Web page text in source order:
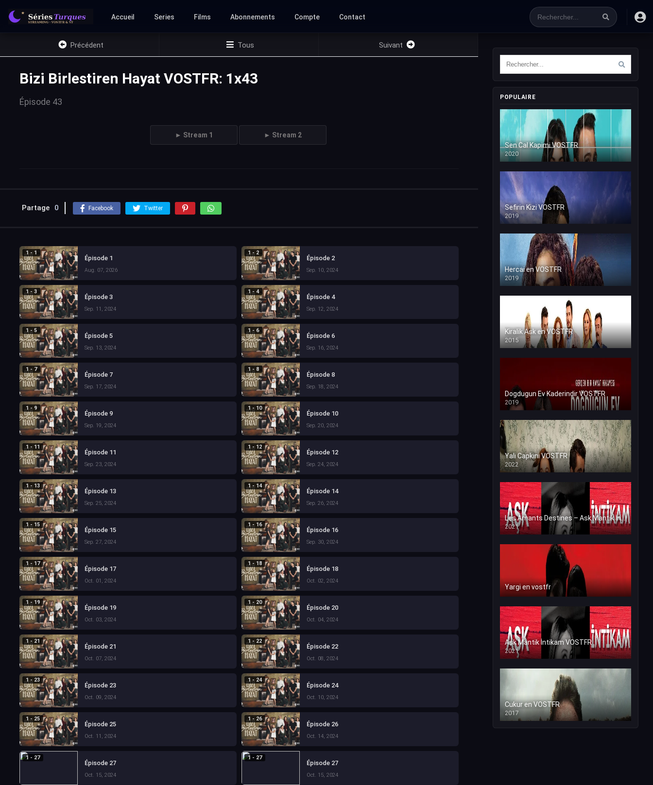
Accueil Series Films Abonnements Compte Contact
Précédent Tous Suivant
Bizi Birlestiren Hayat VOSTFR: 1x43
Épisode 43
► Stream 1 ► Stream 2
Partage 0 Facebook Twitter
1 - 1
Épisode 1
Aug. 07, 2026
1 - 2
Épisode 2
Sep. 10, 2024
1 - 3
Épisode 3
Sep. 11, 2024
1 - 4
Épisode 4
Sep. 12, 2024
1 - 5
Épisode 5
Sep. 13, 2024
1 - 6
Épisode 6
Sep. 16, 2024
1 - 7
Épisode 7
Sep. 17, 2024
1 - 8
Épisode 8
Sep. 18, 2024
1 - 9
Épisode 9
Sep. 19, 2024
1 - 10
Épisode 10
Sep. 20, 2024
1 - 11
Épisode 11
Sep. 23, 2024
1 - 12
Épisode 12
Sep. 24, 2024
1 - 13
Épisode 13
Sep. 25, 2024
1 - 14
Épisode 14
Sep. 26, 2024
1 - 15
Épisode 15
Sep. 27, 2024
1 - 16
Épisode 16
Sep. 30, 2024
1 - 17
Épisode 17
Oct. 01, 2024
1 - 18
Épisode 18
Oct. 02, 2024
1 - 19
Épisode 19
Oct. 03, 2024
1 - 20
Épisode 20
Oct. 04, 2024
1 - 21
Épisode 21
Oct. 07, 2024
1 - 22
Épisode 22
Oct. 08, 2024
1 - 23
Épisode 23
Oct. 09, 2024
1 - 24
Épisode 24
Oct. 10, 2024
1 - 25
Épisode 25
Oct. 11, 2024
1 - 26
Épisode 26
Oct. 14, 2024
1 - 27
Épisode 27
Oct. 15, 2024
1 - 27
Épisode 27
Oct. 15, 2024
POPULAIRE
Sen Cal Kapimi VOSTFR
2020
Sefirin Kizi VOSTFR
2019
Hercai en VOSTFR
2019
Kiralik Ask en VOSTFR
2015
Dogdugun Ev Kaderindir VOSTFR
2019
Yali Capkini VOSTFR
2022
Les Amants Destines – Ask Mantik İntikam en VF (Voix Francaise)
2021
Yargi en vostfr
Ask Mantik İntikam VOSTFR
2021
Cukur en VOSTFR
2017